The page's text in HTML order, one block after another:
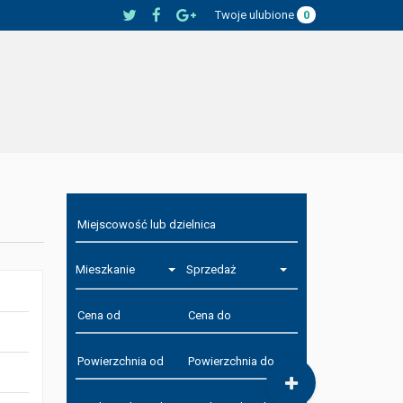
Twoje ulubione 0
Mieszkanie Sprzedaż